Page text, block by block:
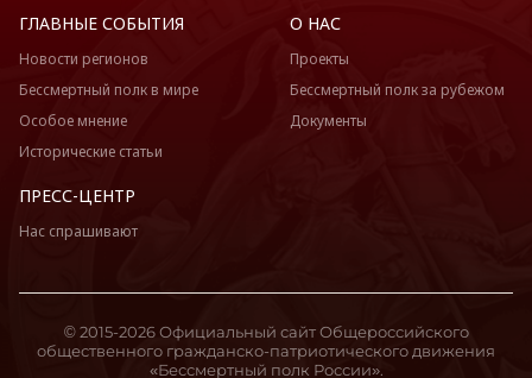
ГЛАВНЫЕ СОБЫТИЯ
Новости регионов
Бессмертный полк в мире
Особое мнение
Исторические статьи
О НАС
Проекты
Бессмертный полк за рубежом
Документы
ПРЕСС-ЦЕНТР
Нас спрашивают
© 2015-2026 Официальный сайт Общероссийского
общественного гражданско-патриотического движения
«Бессмертный полк России».